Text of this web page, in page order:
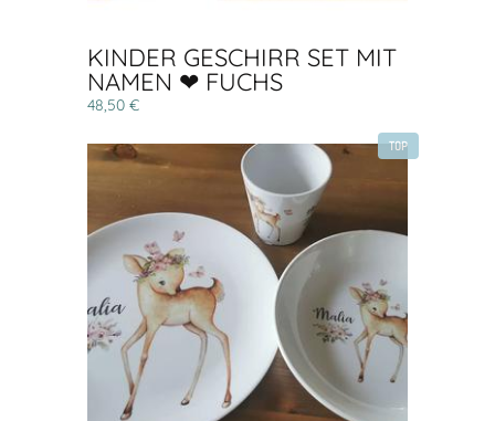
KINDER GESCHIRR SET MIT
NAMEN ❤ FUCHS
48,50 €
TOP